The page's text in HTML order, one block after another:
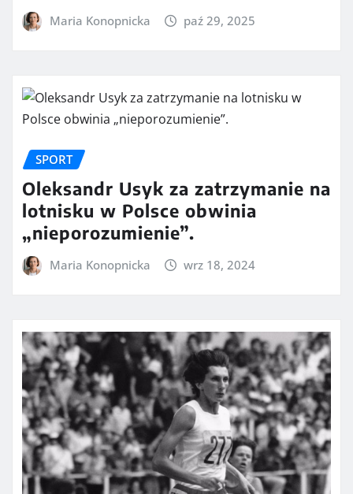
Maria Konopnicka paź 29, 2025
SPORT
Oleksandr Usyk za zatrzymanie na
lotnisku w Polsce obwinia
„nieporozumienie”.
Maria Konopnicka wrz 18, 2024